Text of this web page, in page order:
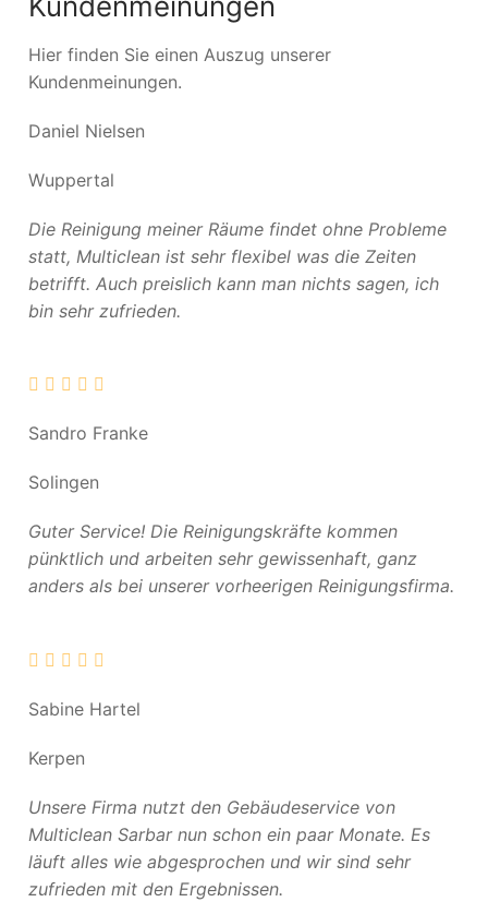
Hier finden Sie einen Auszug unserer
Kundenmeinungen.
Daniel Nielsen
Wuppertal
Die Reinigung meiner Räume findet ohne Probleme
statt, Multiclean ist sehr flexibel was die Zeiten
betrifft. Auch preislich kann man nichts sagen, ich
bin sehr zufrieden.
Sandro Franke
Solingen
Guter Service! Die Reinigungskräfte kommen
pünktlich und arbeiten sehr gewissenhaft, ganz
anders als bei unserer vorheerigen Reinigungsfirma.
Sabine Hartel
Kerpen
Unsere Firma nutzt den Gebäudeservice von
Multiclean Sarbar nun schon ein paar Monate. Es
läuft alles wie abgesprochen und wir sind sehr
zufrieden mit den Ergebnissen.